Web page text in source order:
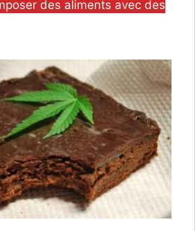
des aliments avec des